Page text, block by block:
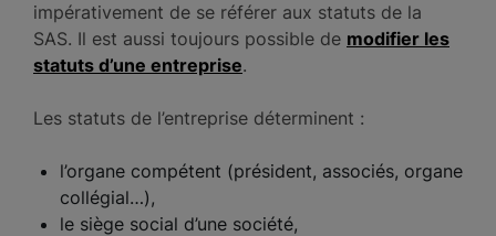
impérativement de se référer aux statuts de la
SAS. Il est aussi toujours possible de modifier les
statuts d’une entreprise.
Les statuts de l’entreprise déterminent :
l’organe compétent (président, associés, organe
collégial…),
le siège social d’une société,